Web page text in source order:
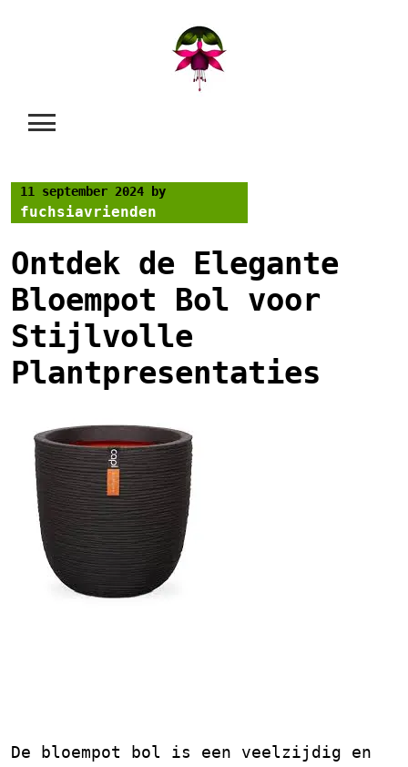
11 september 2024 by
fuchsiavrienden
Ontdek de Elegante
Bloempot Bol voor
Stijlvolle
Plantpresentaties
De bloempot bol is een veelzijdig en